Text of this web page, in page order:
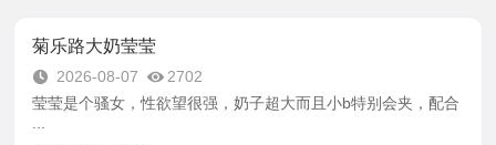
菊乐路大奶莹莹
2026-08-07
2702
莹莹是个骚女，性欲望很强，奶子超大而且小b特别会夹，配合
...